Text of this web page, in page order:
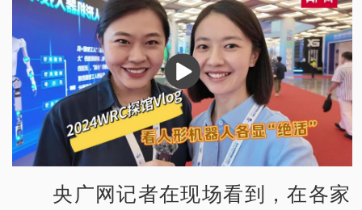
播
放
央广网记者在现场看到，在各家